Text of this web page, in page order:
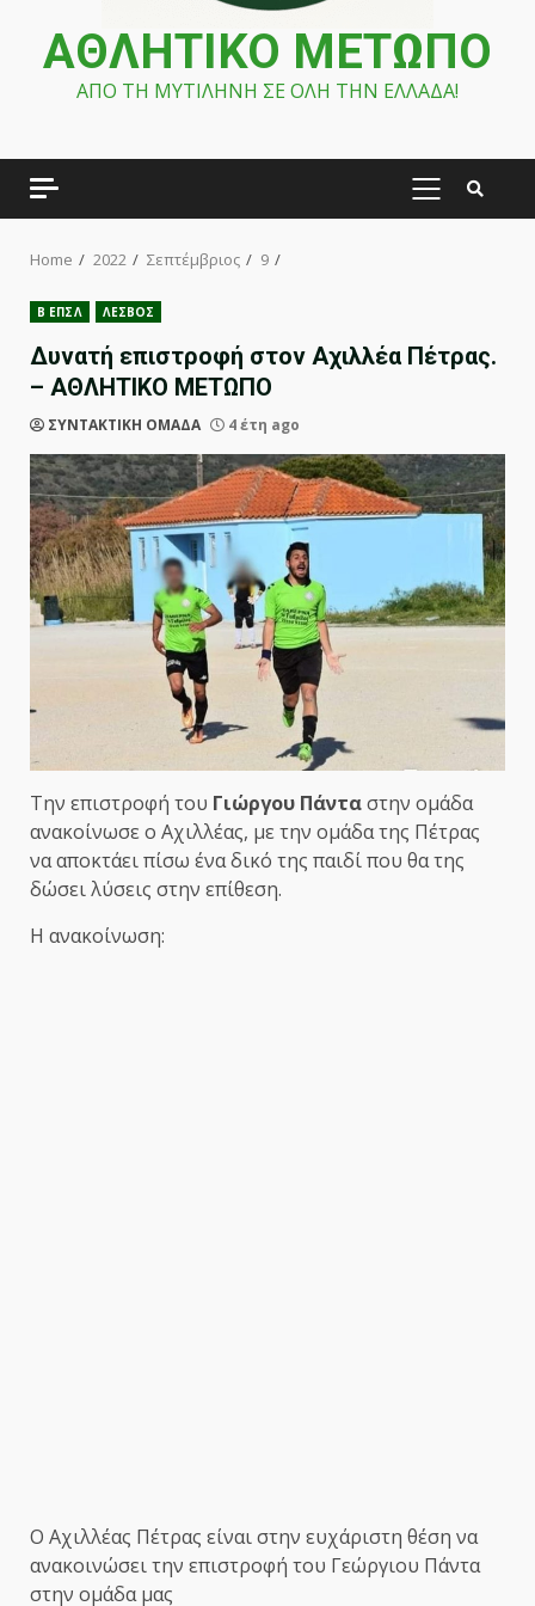
ΑΘΛΗΤΙΚΟ ΜΕΤΩΠΟ
ΑΠΟ ΤΗ ΜΥΤΙΛΗΝΗ ΣΕ ΟΛΗ ΤΗΝ ΕΛΛΑΔΑ!
PRIMARY
Home 2022 Σεπτέμβριος 9
Β ΕΠΣΛ ΛΕΣΒΟΣ
Δυνατή επιστροφή στον Αχιλλέα Πέτρας.
– ΑΘΛΗΤΙΚΟ ΜΕΤΩΠΟ
ΣΥΝΤΑΚΤΙΚΗ ΟΜΑΔΑ 4 έτη ago
Την επιστροφή του Γιώργου Πάνταστην ομάδα
ανακοίνωσε ο Αχιλλέας, με την ομάδα της Πέτρας
να αποκτάει πίσω ένα δικό της παιδί που θα της
δώσει λύσεις στην επίθεση.
Η ανακοίνωση:
Ο Αχιλλέας Πέτρας είναι στην ευχάριστη θέση να
ανακοινώσει την επιστροφή του Γεώργιου Πάντα
στην ομάδα μας